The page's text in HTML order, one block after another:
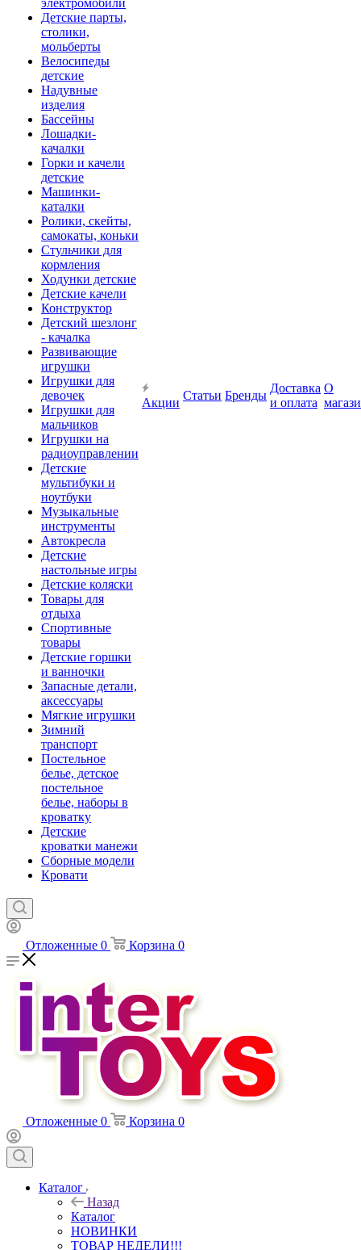
электромобили
Детские парты,
столики,
мольберты
Велосипеды
детские
Надувные
изделия
Бассейны
Лошадки-
качалки
Горки и качели
детские
Машинки-
каталки
Ролики, скейты,
самокаты, коньки
Стульчики для
кормления
Ходунки детские
Детские качели
Конструктор
Детский шезлонг
- качалка
Развивающие
игрушки
Игрушки для
девочек
Игрушки для
мальчиков
Игрушки на
радиоуправлении
Детские
мультибуки и
ноутбуки
Музыкальные
инструменты
Автокресла
Детские
настольные игры
Детские коляски
Товары для
отдыха
Спортивные
товары
Детские горшки
и ванночки
Запасные детали,
аксессуары
Мягкие игрушки
Зимний
транспорт
Постельное
белье, детское
постельное
белье, наборы в
кроватку
Детские
кроватки манежи
Сборные модели
Кровати
Акции
Статьи Бренды
Доставка
и оплата
О
Отложенные 0 Корзина 0
Отложенные 0 Корзина 0
Каталог
Назад
Каталог
НОВИНКИ
ТОВАР НЕДЕЛИ!!!